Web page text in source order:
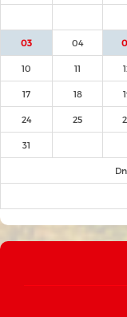
03 04
10 11
17 18
24 25
31